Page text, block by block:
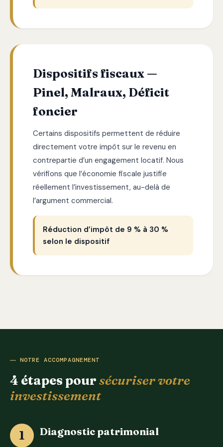
Dispositifs fiscaux —
Pinel, Malraux, Déficit
foncier
Certains dispositifs permettent de réduire
directement votre impôt sur le revenu en
contrepartie d’un engagement locatif. Nous
vérifions que l’économie fiscale justifie
réellement l’investissement, au-delà de
l’argument commercial.
Réduction d’impôt de 9 % à 30 %
selon le dispositif
NOTRE ACCOMPAGNEMENT
4 étapes poursécuriser votre
investissement
Diagnostic patrimonial